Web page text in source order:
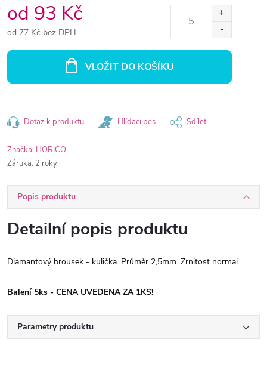
od 93 Kč
od 77 Kč bez DPH
VLOŽIT DO KOŠÍKU
Dotaz k produktu Hlídací pes Sdílet
Značka: HORICO
Záruka: 2 roky
Popis produktu
Detailní popis produktu
Diamantový brousek - kulička. Průměr 2,5mm. Zrnitost normal.
Balení 5ks - CENA UVEDENA ZA 1KS!
Parametry produktu